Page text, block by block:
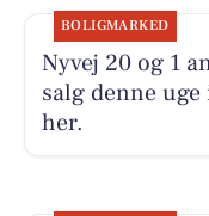
BOLIGMARKED
Nyvej 20 og 1
salg denne
her.